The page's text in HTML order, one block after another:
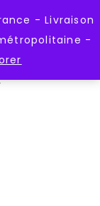
- Livraison
-